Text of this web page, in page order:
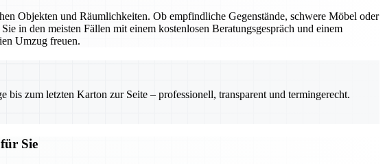
Objekten und Räumlichkeiten. Ob empfindliche Gegenstände, schwere Möbel oder
in den meisten Fällen mit einem kostenlosen Beratungsgespräch und einem
Umzug freuen.
bis zum letzten Karton zur Seite – professionell, transparent und termingerecht.
Sie